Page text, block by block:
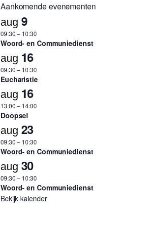
Aankomende evenementen
aug 9
09:30– 10:30
Woord- en Communiedienst
aug 16
09:30– 10:30
Eucharistie
aug 16
13:00– 14:00
Doopsel
aug 23
09:30– 10:30
Woord- en Communiedienst
aug 30
09:30– 10:30
Woord- en Communiedienst
Bekijk kalender